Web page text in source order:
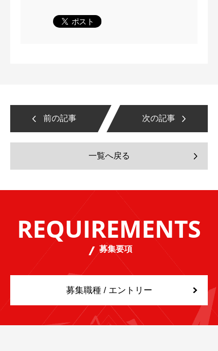
前の記事 次の記事
一覧へ戻る
REQUIREMENTS
募集要項
募集職種 / エントリー